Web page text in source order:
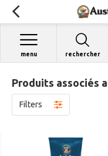
rechercher
menu
Produits associés
Filters